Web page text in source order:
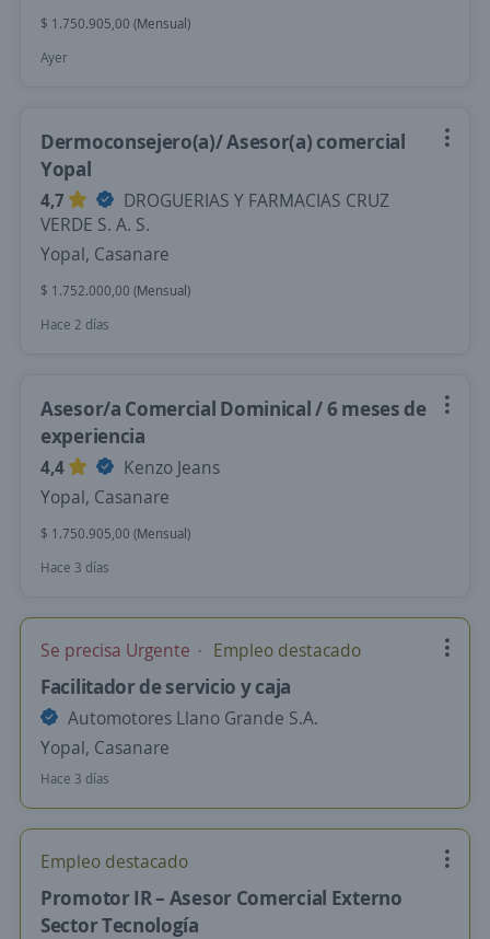
$ 1.750.905,00 (Mensual)
Ayer
Dermoconsejero(a)/ Asesor(a) comercial
Yopal
4,7
DROGUERIAS Y FARMACIAS CRUZ
VERDE S. A. S.
Yopal, Casanare
$ 1.752.000,00 (Mensual)
Hace 2 días
Asesor/a Comercial Dominical / 6 meses de
experiencia
4,4
Kenzo Jeans
Yopal, Casanare
$ 1.750.905,00 (Mensual)
Hace 3 días
Se precisa Urgente Empleo destacado
Facilitador de servicio y caja
Automotores Llano Grande S.A.
Yopal, Casanare
Hace 3 días
Empleo destacado
Promotor IR – Asesor Comercial Externo
Sector Tecnología